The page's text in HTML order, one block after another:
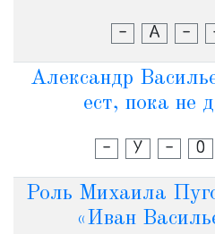
- А -
Александр
ест, пока не
- У - О
Роль Михаила
«Иван